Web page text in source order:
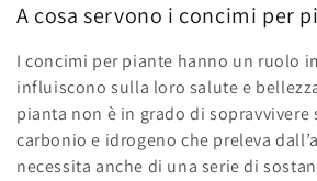
l
l
e
z
A cosa servono i concimi per
I concimi per piante hanno un ruolo
influiscono sulla loro salute e
pianta non è in grado di sopravvivere
carbonio e idrogeno che preleva
necessita anche di una serie di